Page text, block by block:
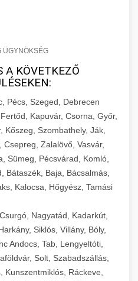
ÜGYNÖKSÉG
A KÖVETKEZŐ
Pécs, Szeged, Debrecen
Kapuvár, Csorna, Győr,
Kőszeg, Szombathely, Ják,
Zalalövő, Vasvár,
Sümeg, Pécsvárad, Komló,
Bátaszék, Baja, Bácsalmás,
Kalocsa, Hőgyész, Tamási
Nagyatád, Kadarkút,
Siklós, Villány, Bóly,
Andocs, Tab, Lengyeltóti,
Solt, Szabadszállás,
Kunszentmiklós, Ráckeve,